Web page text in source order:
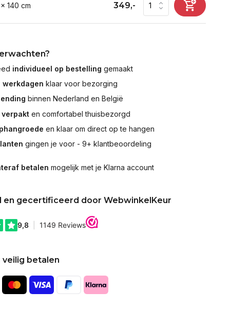
140 cm 349,-
individueel op bestelling gemaakt
werkdagen klaar voor bezorging
binnen Nederland en België
en comfortabel thuisbezorgd
en klaar om direct op te hangen
gingen je voor - 9+ klantbeoordeling
betalen mogelijk met je Klarna account
en gecertificeerd door WebwinkelKeur
veilig betalen